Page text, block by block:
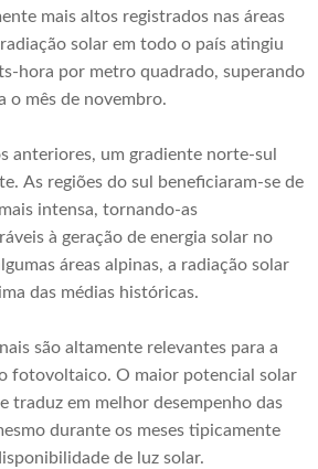
mais altos registrados nas áreas
solar em todo o país atingiu
hora por metro quadrado, superando
o mês de novembro.
anteriores, um gradiente norte-sul
As regiões do sul beneficiaram-se de
intensa, tornando-as
​​à geração de energia solar no
áreas alpinas, a radiação solar
das médias históricas.
são altamente relevantes para a
fotovoltaico. O maior potencial solar
traduz em melhor desempenho das
durante os meses tipicamente
de luz solar.